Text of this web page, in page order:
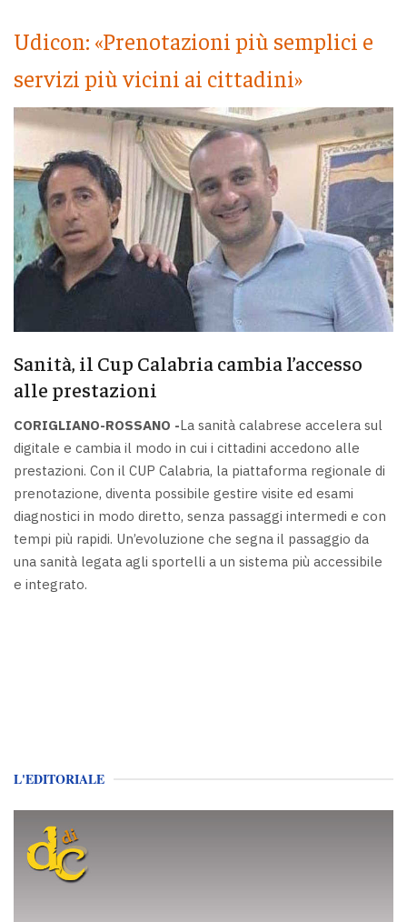
Udicon: «Prenotazioni più semplici e
servizi più vicini ai cittadini»
Sanità, il Cup Calabria cambia l’accesso
alle prestazioni
CORIGLIANO-ROSSANO -La sanità calabrese accelera sul
digitale e cambia il modo in cui i cittadini accedono alle
prestazioni. Con il CUP Calabria, la piattaforma regionale di
prenotazione, diventa possibile gestire visite ed esami
diagnostici in modo diretto, senza passaggi intermedi e con
tempi più rapidi. Un’evoluzione che segna il passaggio da
una sanità legata agli sportelli a un sistema più accessibile
e integrato.
L'EDITORIALE